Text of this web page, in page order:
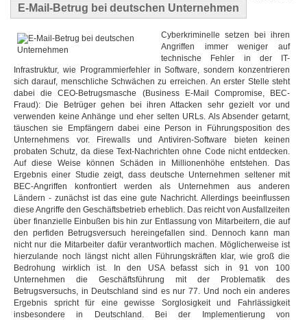
E-Mail-Betrug bei deutschen Unternehmen
Cyberkriminelle setzen bei ihren
Angriffen immer weniger auf
technische Fehler in der IT-
Infrastruktur, wie Programmierfehler in Software, sondern konzentrieren
sich darauf, menschliche Schwächen zu erreichen. An erster Stelle steht
dabei die CEO-Betrugsmasche (Business E-Mail Compromise, BEC-
Fraud): Die Betrüger gehen bei ihren Attacken sehr gezielt vor und
verwenden keine Anhänge und eher selten URLs. Als Absender getarnt,
täuschen sie Empfängern dabei eine Person in Führungsposition des
Unternehmens vor. Firewalls und Antiviren-Software bieten keinen
probaten Schutz, da diese Text-Nachrichten ohne Code nicht entdecken.
Auf diese Weise können Schäden in Millionenhöhe entstehen. Das
Ergebnis einer Studie zeigt, dass deutsche Unternehmen seltener mit
BEC-Angriffen konfrontiert werden als Unternehmen aus anderen
Ländern - zunächst ist das eine gute Nachricht. Allerdings beeinflussen
diese Angriffe den Geschäftsbetrieb erheblich. Das reicht von Ausfallzeiten
über finanzielle Einbußen bis hin zur Entlassung von Mitarbeitern, die auf
den perfiden Betrugsversuch hereingefallen sind. Dennoch kann man
nicht nur die Mitarbeiter dafür verantwortlich machen. Möglicherweise ist
hierzulande noch längst nicht allen Führungskräften klar, wie groß die
Bedrohung wirklich ist. In den USA befasst sich in 91 von 100
Unternehmen die Geschäftsführung mit der Problematik des
Betrugsversuchs, in Deutschland sind es nur 77. Und noch ein anderes
Ergebnis spricht für eine gewisse Sorglosigkeit und Fahrlässigkeit
insbesondere in Deutschland. Bei der Implementierung von